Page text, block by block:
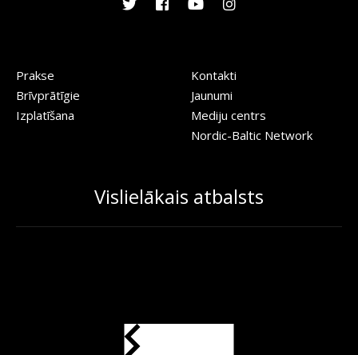
Prakse
Brīvprātīgie
Izplatīšana
Kontakti
Jaunumi
Mediju centrs
Nordic-Baltic Network
Vislielākais atbalsts